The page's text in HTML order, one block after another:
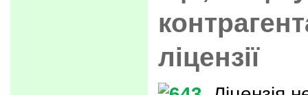
ліцензії